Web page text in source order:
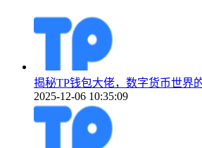
揭秘TP钱包大佬，数字货币世界
2025-12-06 10:35:09